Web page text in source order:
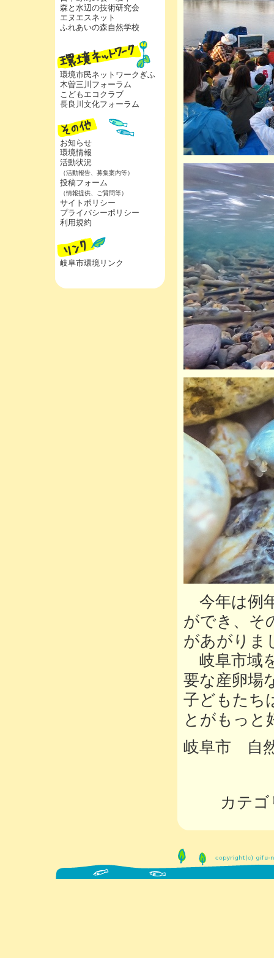
森と水辺の技術研究会
エヌエスネット
ふれあいの森自然学校
環境市民ネットワークぎふ
木曽三川フォーラム
こどもエコクラブ
長良川文化フォーラム
お知らせ
環境情報
活動状況
（活動報告、募集案内等）
投稿フォーム
（情報提供、ご質問等）
サイトポリシー
プライバシーポリシー
利用規約
岐阜市環境リンク
今年は例
ができ、そ
があがりま
岐阜市域
要な産卵場
子どもたち
とがもっと
岐阜市 自
カテ